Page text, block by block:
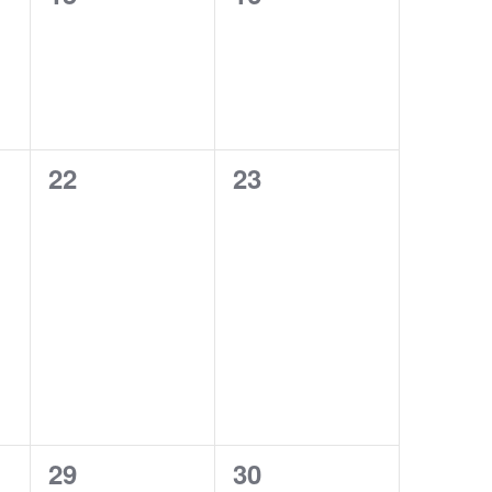
0
22
0
23
0
29
0
30